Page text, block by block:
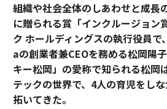
組織や社会全体のしあわせと成長
に贈られる賞「インクルージョン
ク ホールディングスの執行役員
aの創業者兼CEOを務める松岡陽
キー松岡」の愛称で知られる松岡
テックの世界で、4人の育児をし
拓いてきた。